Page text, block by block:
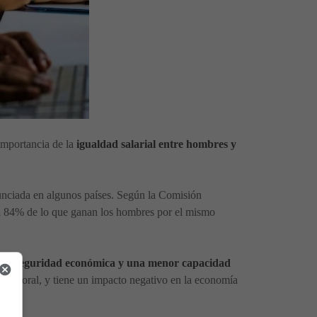
de la igualdad salarial entre hombres y
en algunos países. Según la Comisión
de lo que ganan los hombres por el mismo
seguridad económica y una menor capacidad
laboral, y tiene un impacto negativo en la economía